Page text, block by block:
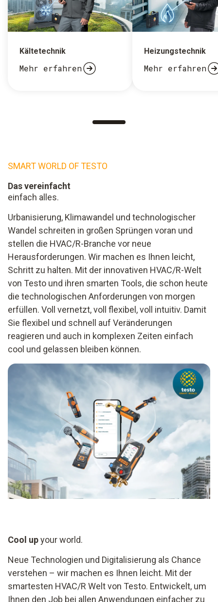
Kältetechnik
Mehr erfahren
Heizungstechnik
Mehr erfahren
SMART WORLD OF TESTO
Das vereinfacht
einfach alles.
Urbanisierung, Klimawandel und technologischer
Wandel schreiten in großen Sprüngen voran und
stellen die HVAC/R-Branche vor neue
Herausforderungen. Wir machen es Ihnen leicht,
Schritt zu halten. Mit der innovativen HVAC/R-Welt
von Testo und ihren smarten Tools, die schon heute
die technologischen Anforderungen von morgen
erfüllen. Voll vernetzt, voll flexibel, voll intuitiv. Damit
Sie flexibel und schnell auf Veränderungen
reagieren und auch in komplexen Zeiten einfach
cool und gelassen bleiben können.
Cool upyour world.
Neue Technologien und Digitalisierung als Chance
verstehen – wir machen es Ihnen leicht. Mit der
smartesten HVAC/R Welt von Testo. Entwickelt, um
Ihnen den Job bei allen Anwendungen einfacher zu